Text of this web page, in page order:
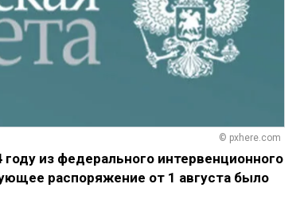
© pxhere.com
из федерального интервенционного
распоряжение от 1 августа было